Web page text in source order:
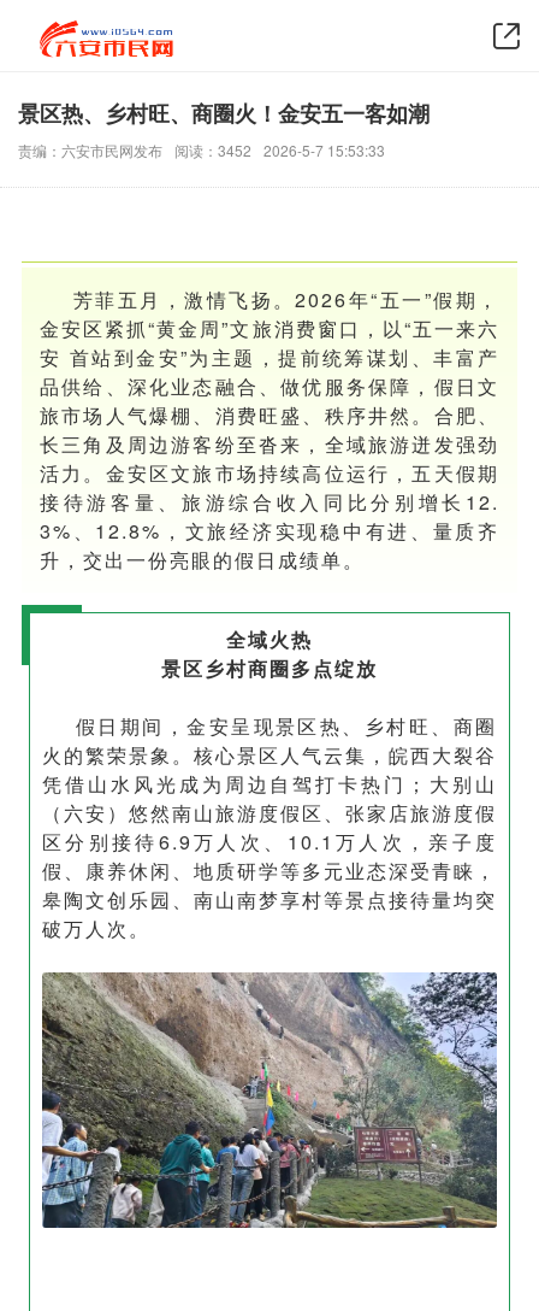
景区热、乡村旺、商圈火！金安五一客如潮
责编：六安市民网发布 阅读：3452 2026-5-7 15:53:33
芳菲五月，激情飞扬。2026年“五一”假期，
金安区紧抓“黄金周”文旅消费窗口，以“五一来六
安 首站到金安”为主题，提前统筹谋划、丰富产
品供给、深化业态融合、做优服务保障，假日文
旅市场人气爆棚、消费旺盛、秩序井然。合肥、
长三角及周边游客纷至沓来，全域旅游迸发强劲
活力。金安区文旅市场持续高位运行，五天假期
接待游客量、旅游综合收入同比分别增长12.
3%、12.8%，文旅经济实现稳中有进、量质齐
升，交出一份亮眼的假日成绩单。
全域火热
景区乡村商圈多点绽放
假日期间，金安呈现景区热、乡村旺、商圈
火的繁荣景象。核心景区人气云集，皖西大裂谷
凭借山水风光成为周边自驾打卡热门；大别山
（六安）悠然南山旅游度假区、张家店旅游度假
区分别接待6.9万人次、10.1万人次，亲子度
假、康养休闲、地质研学等多元业态深受青睐，
皋陶文创乐园、南山南梦享村等景点接待量均突
破万人次。